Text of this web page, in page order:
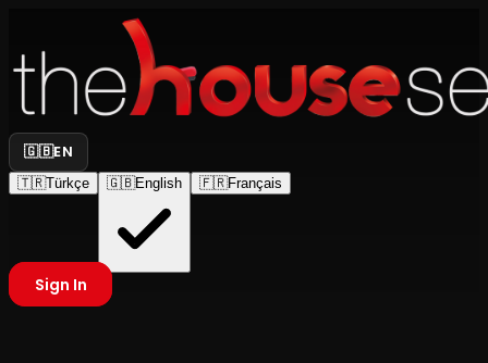
🇬🇧EN
🇹🇷Türkçe 🇬🇧English 🇫🇷Français
Sign In